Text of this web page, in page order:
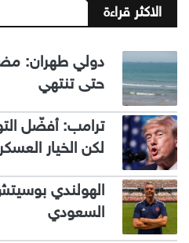
الاكثر قراءة
دولي طهران:
حتى تنتهي
ترامب: أفضّل
لكن الخيار
الهولندي
السعودي